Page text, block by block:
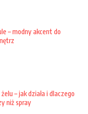
– modny akcent do
– jak działa i dlaczego
niż spray